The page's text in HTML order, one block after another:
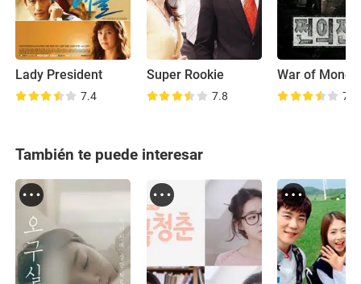
Lady President
7.4
Super Rookie
7.8
War of Money
7.3
También te puede interesar